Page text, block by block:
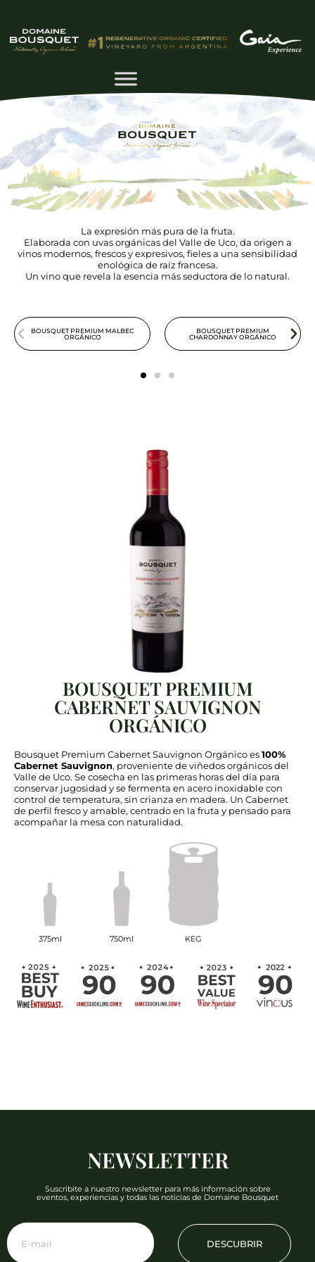
La expresión más pura de la fruta.
Elaborada con uvas orgánicas del Valle de Uco, da origen a
vinos modernos, frescos y expresivos, fieles a una sensibilidad
enológica de raíz francesa.
Un vino que revela la esencia más seductora de lo natural.
BOUSQUET PREMIUM MALBEC
ORGÁNICO
BOUSQUET PREMIUM
CHARDONNAY ORGÁNICO
BOUSQUET PREMIUM
CABERNET SAUVIGNON
ORGÁNICO
Bousquet Premium Cabernet Sauvignon Orgánico es100%
Cabernet Sauvignon, proveniente de viñedos orgánicos del
Valle de Uco. Se cosecha en las primeras horas del día para
conservar jugosidad y se fermenta en acero inoxidable con
control de temperatura, sin crianza en madera. Un Cabernet
de perfil fresco y amable, centrado en la fruta y pensado para
acompañar la mesa con naturalidad.
375ml 750ml KEG
NEWSLETTER
Suscribite a nuestro newsletter para más información sobre
eventos, experiencias y todas las noticias de Domaine Bousquet
DESCUBRIR